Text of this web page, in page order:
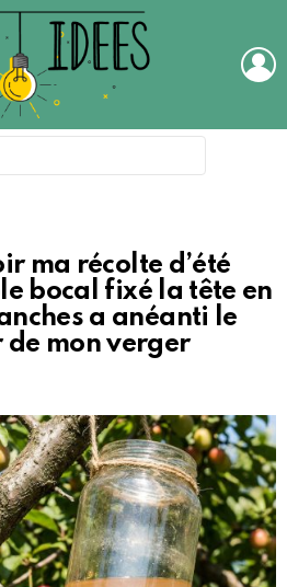
ma récolte d’été
bocal fixé la tête en
a anéanti le
de mon verger